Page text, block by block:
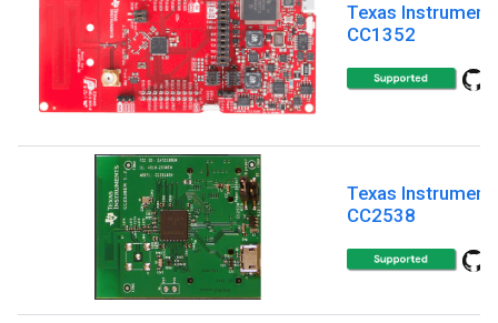
Texas
CC1352
Texas
CC2538